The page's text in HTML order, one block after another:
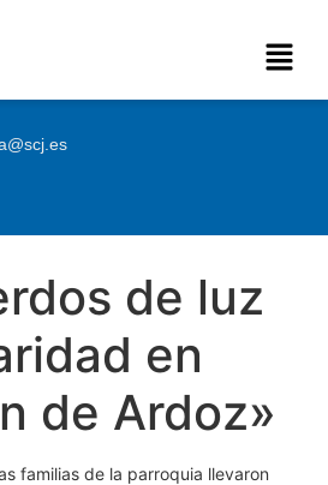
de luz
en
de Ardoz»
familias de la parroquia llevaron